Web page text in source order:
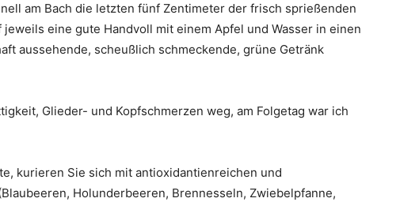
am Bach die letzten fünf Zentimeter der frisch sprießenden
eine gute Handvoll mit einem Apfel und Wasser in einen
aussehende, scheußlich schmeckende, grüne Getränk
Glieder- und Kopfschmerzen weg, am Folgetag war ich
kurieren Sie sich mit antioxidantienreichen und
Holunderbeeren, Brennesseln, Zwiebelpfanne,